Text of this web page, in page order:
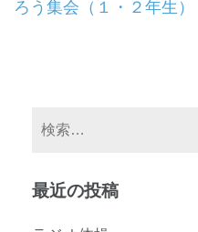
ン
ろう集会（１・２年生）
最近の投稿